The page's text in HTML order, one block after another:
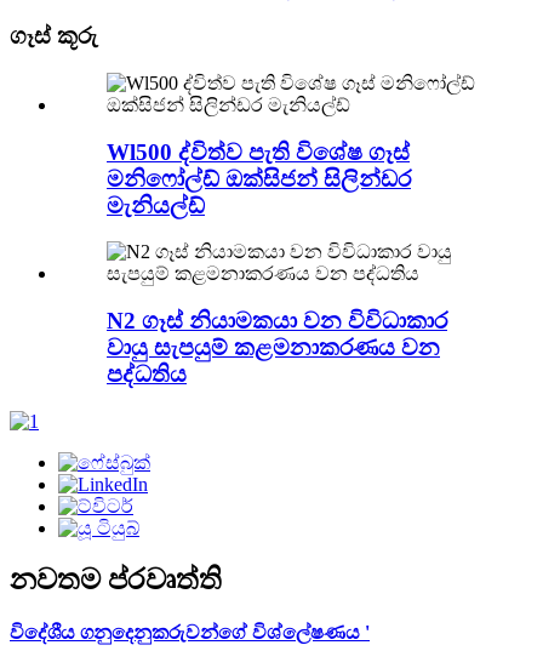
ගෑස් කූරු
Wl500 ද්විත්ව පැති විශේෂ ගෑස්
මනිෆෝල්ඩ් ඔක්සිජන් සිලින්ඩර
මැනියල්ඩ්
N2 ගෑස් නියාමකයා වන විවිධාකාර
වායු සැපයුම් කළමනාකරණය වන
පද්ධතිය
නවතම ප්රවෘත්ති
විදේශීය ගනුදෙනුකරුවන්ගේ විශ්ලේෂණය '